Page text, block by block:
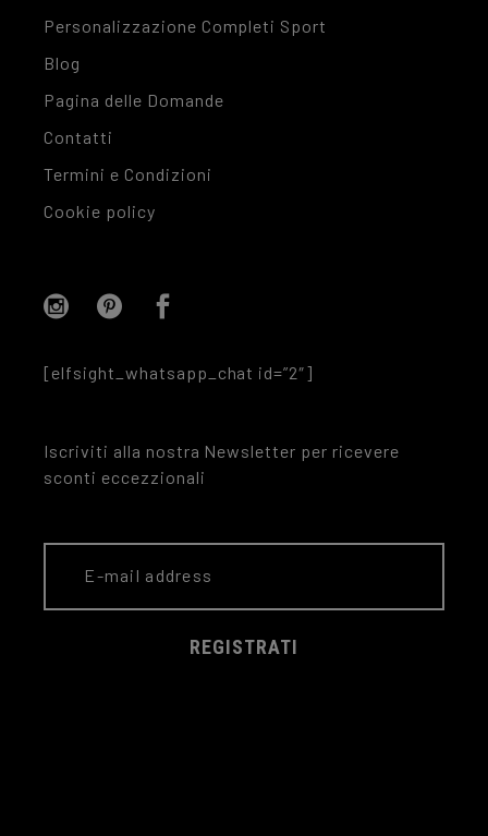
Personalizzazione Completi Sport
Blog
Pagina delle Domande
Contatti
Termini e Condizioni
Cookie policy
[elfsight_whatsapp_chat id=”2″]
Iscriviti alla nostra Newsletter per ricevere
sconti eccezzionali
REGISTRATI